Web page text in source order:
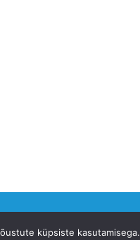
küpsiste kasutamisega.